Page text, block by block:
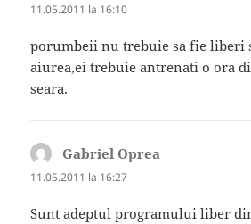
11.05.2011 la 16:10
porumbeii nu trebuie sa fie liberi
aiurea,ei trebuie antrenati o ora
seara.
Gabriel Oprea
11.05.2011 la 16:27
Sunt adeptul programului liber